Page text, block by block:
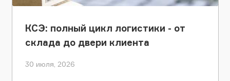
КСЭ: полный цикл логистики - от
склада до двери клиента
30 июля, 2026